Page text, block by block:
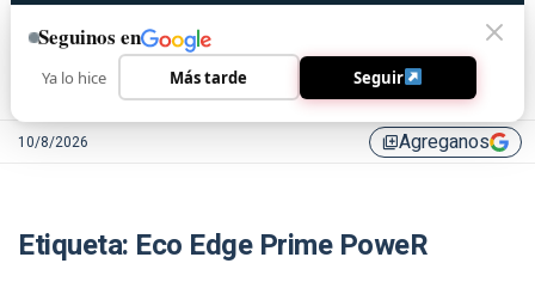
10/8/2026 library_addAgreganos
Etiqueta: Eco Edge Prime PoweR
Seguinos en
Ya lo hice Más tarde Seguir